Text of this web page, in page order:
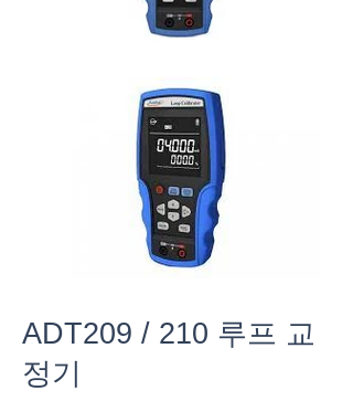
ADT209 / 210 루프 교
정기